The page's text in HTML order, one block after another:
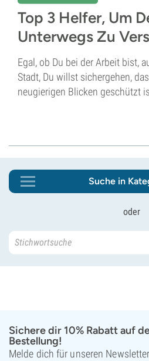
Top 3 Helfer, Um
Unterwegs Zu
Egal, ob Du bei der Arbeit bist,
Stadt, Du willst sichergehen,
neugierigen Blicken geschützt
Suche in
oder
Sichere dir 10% Rabatt auf
Bestellung!
Melde dich für unseren